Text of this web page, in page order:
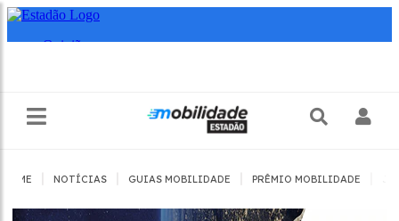
HOME NOTÍCIAS GUIAS MOBILIDADE PRÊMIO MOBILIDADE